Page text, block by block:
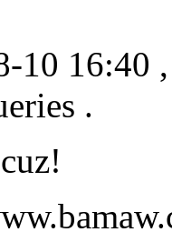
10 16:40
.